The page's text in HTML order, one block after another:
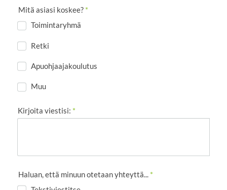
Mitä asiasi koskee?*
Toimintaryhmä
Retki
Apuohjaajakoulutus
Muu
Kirjoita viestisi: *
Haluan, että minuun otetaan yhteyttä...
*